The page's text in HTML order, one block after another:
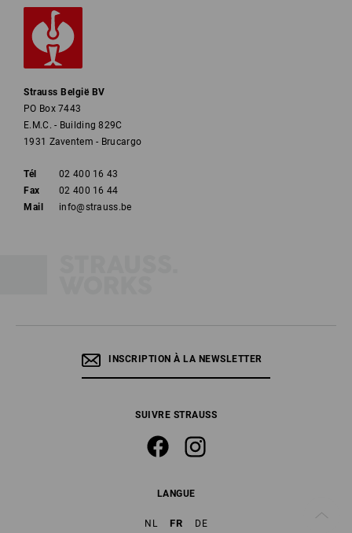
Strauss België BV
PO Box 7443
E.M.C. - Building 829C
1931 Zaventem - Brucargo
Tél
02 400 16 43
Fax
02 400 16 44
Mail
info@strauss.be
INSCRIPTION À LA NEWSLETTER
SUIVRE STRAUSS
LANGUE
NL FR DE